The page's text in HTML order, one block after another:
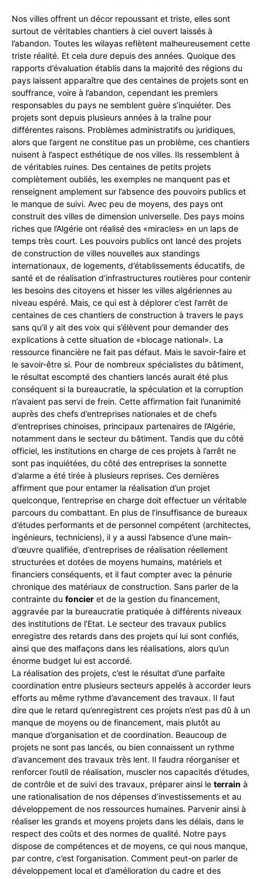
Nos villes offrent un décor repoussant et triste, elles sont
surtout de véritables chantiers à ciel ouvert laissés à
l’abandon. Toutes les wilayas reflètent malheureusement cette
triste réalité. Et cela dure depuis des années. Quoique des
rapports d’évaluation établis dans la majorité des régions du
pays laissent apparaître que des centaines de projets sont en
souffrance, voire à l’abandon, cependant les premiers
responsables du pays ne semblent guère s’inquiéter. Des
projets sont depuis plusieurs années à la traîne pour
différentes raisons. Problèmes administratifs ou juridiques,
alors que l’argent ne constitue pas un problème, ces chantiers
nuisent à l’aspect esthétique de nos villes. Ils ressemblent à
de véritables ruines. Des centaines de petits projets
complètement oubliés, les exemples ne manquent pas et
renseignent amplement sur l’absence des pouvoirs publics et
le manque de suivi. Avec peu de moyens, des pays ont
construit des villes de dimension universelle. Des pays moins
riches que l’Algérie ont réalisé des «miracles» en un laps de
temps très court. Les pouvoirs publics ont lancé des projets
de construction de villes nouvelles aux standings
internationaux, de logements, d’établissements éducatifs, de
santé et de réalisation d’infrastructures routières pour contenir
les besoins des citoyens et hisser les villes algériennes au
niveau espéré. Mais, ce qui est à déplorer c’est l’arrêt de
centaines de ces chantiers de construction à travers le pays
sans qu’il y ait des voix qui s’élèvent pour demander des
explications à cette situation de «blocage national». La
ressource financière ne fait pas défaut. Mais le savoir-faire et
le savoir-être si. Pour de nombreux spécialistes du bâtiment,
le résultat escompté des chantiers lancés aurait été plus
conséquent si la bureaucratie, la spéculation et la corruption
n’avaient pas servi de frein. Cette affirmation fait l’unanimité
auprès des chefs d’entreprises nationales et de chefs
d’entreprises chinoises, principaux partenaires de l’Algérie,
notamment dans le secteur du bâtiment. Tandis que du côté
officiel, les institutions en charge de ces projets à l’arrêt ne
sont pas inquiétées, du côté des entreprises la sonnette
d’alarme a été tirée à plusieurs reprises. Ces dernières
affirment que pour entamer la réalisation d’un projet
quelconque, l’entreprise en charge doit effectuer un véritable
parcours du combattant. En plus de l’insuffisance de bureaux
d’études performants et de personnel compétent (architectes,
ingénieurs, techniciens), il y a aussi l’absence d’une main-
d’œuvre qualifiée, d’entreprises de réalisation réellement
structurées et dotées de moyens humains, matériels et
financiers conséquents, et il faut compter avec la pénurie
chronique des matériaux de construction. Sans parler de la
contrainte du foncier et de la gestion du financement,
aggravée par la bureaucratie pratiquée à différents niveaux
des institutions de l’Etat. Le secteur des travaux publics
enregistre des retards dans des projets qui lui sont confiés,
ainsi que des malfaçons dans les réalisations, alors qu’un
énorme budget lui est accordé.
La réalisation des projets, c’est le résultat d’une parfaite
coordination entre plusieurs secteurs appelés à accorder leurs
efforts au même rythme d’avancement des travaux. Il faut
dire que le retard qu’enregistrent ces projets n’est pas dû à un
manque de moyens ou de financement, mais plutôt au
manque d’organisation et de coordination. Beaucoup de
projets ne sont pas lancés, ou bien connaissent un rythme
d’avancement des travaux très lent. Il faudra réorganiser et
renforcer l’outil de réalisation, muscler nos capacités d’études,
de contrôle et de suivi des travaux, préparer ainsi le terrain à
une rationalisation de nos dépenses d’investissements et au
développement de nos ressources humaines. Parvenir ainsi à
réaliser les grands et moyens projets dans les délais, dans le
respect des coûts et des normes de qualité. Notre pays
dispose de compétences et de moyens, ce qui nous manque,
par contre, c’est l’organisation. Comment peut-on parler de
développement local et d’amélioration du cadre et des